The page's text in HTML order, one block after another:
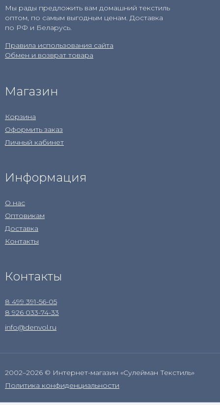
Мы рады предложить вам домашний текстиль
оптом, по самым выгодным ценам. Доставка
по РФ и Беларусь.
Правила использования сайта
Обмен и возврат товара
Магазин
Корзина
Оформить заказ
Личный кабинет
Информация
О нас
Оптовикам
Доставка
Контакты
Контакты
8 499 391-56-05
8 926 033-74-33
info@denvol.ru
2002–2026 © Интернет-магазин «Сулейман Текстиль»
Политика конфиденциальности